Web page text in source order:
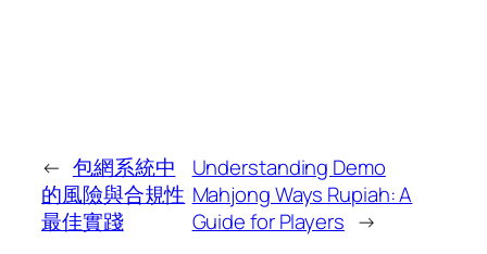
← 包網系統中
的風險與合規性
最佳實踐
Understanding Demo
Mahjong Ways Rupiah: A
Guide for Players →